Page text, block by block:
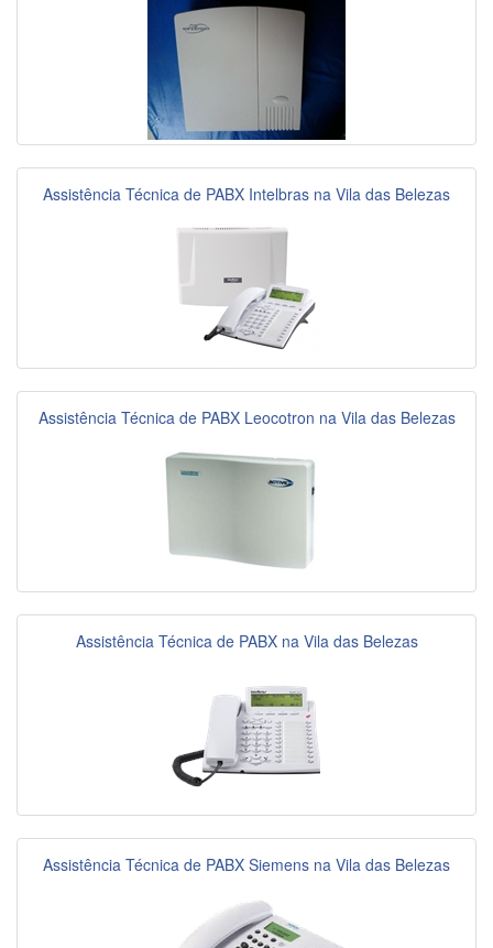
Assistência Técnica de PABX Intelbras na Vila das Belezas
Assistência Técnica de PABX Leocotron na Vila das Belezas
Assistência Técnica de PABX na Vila das Belezas
Assistência Técnica de PABX Siemens na Vila das Belezas